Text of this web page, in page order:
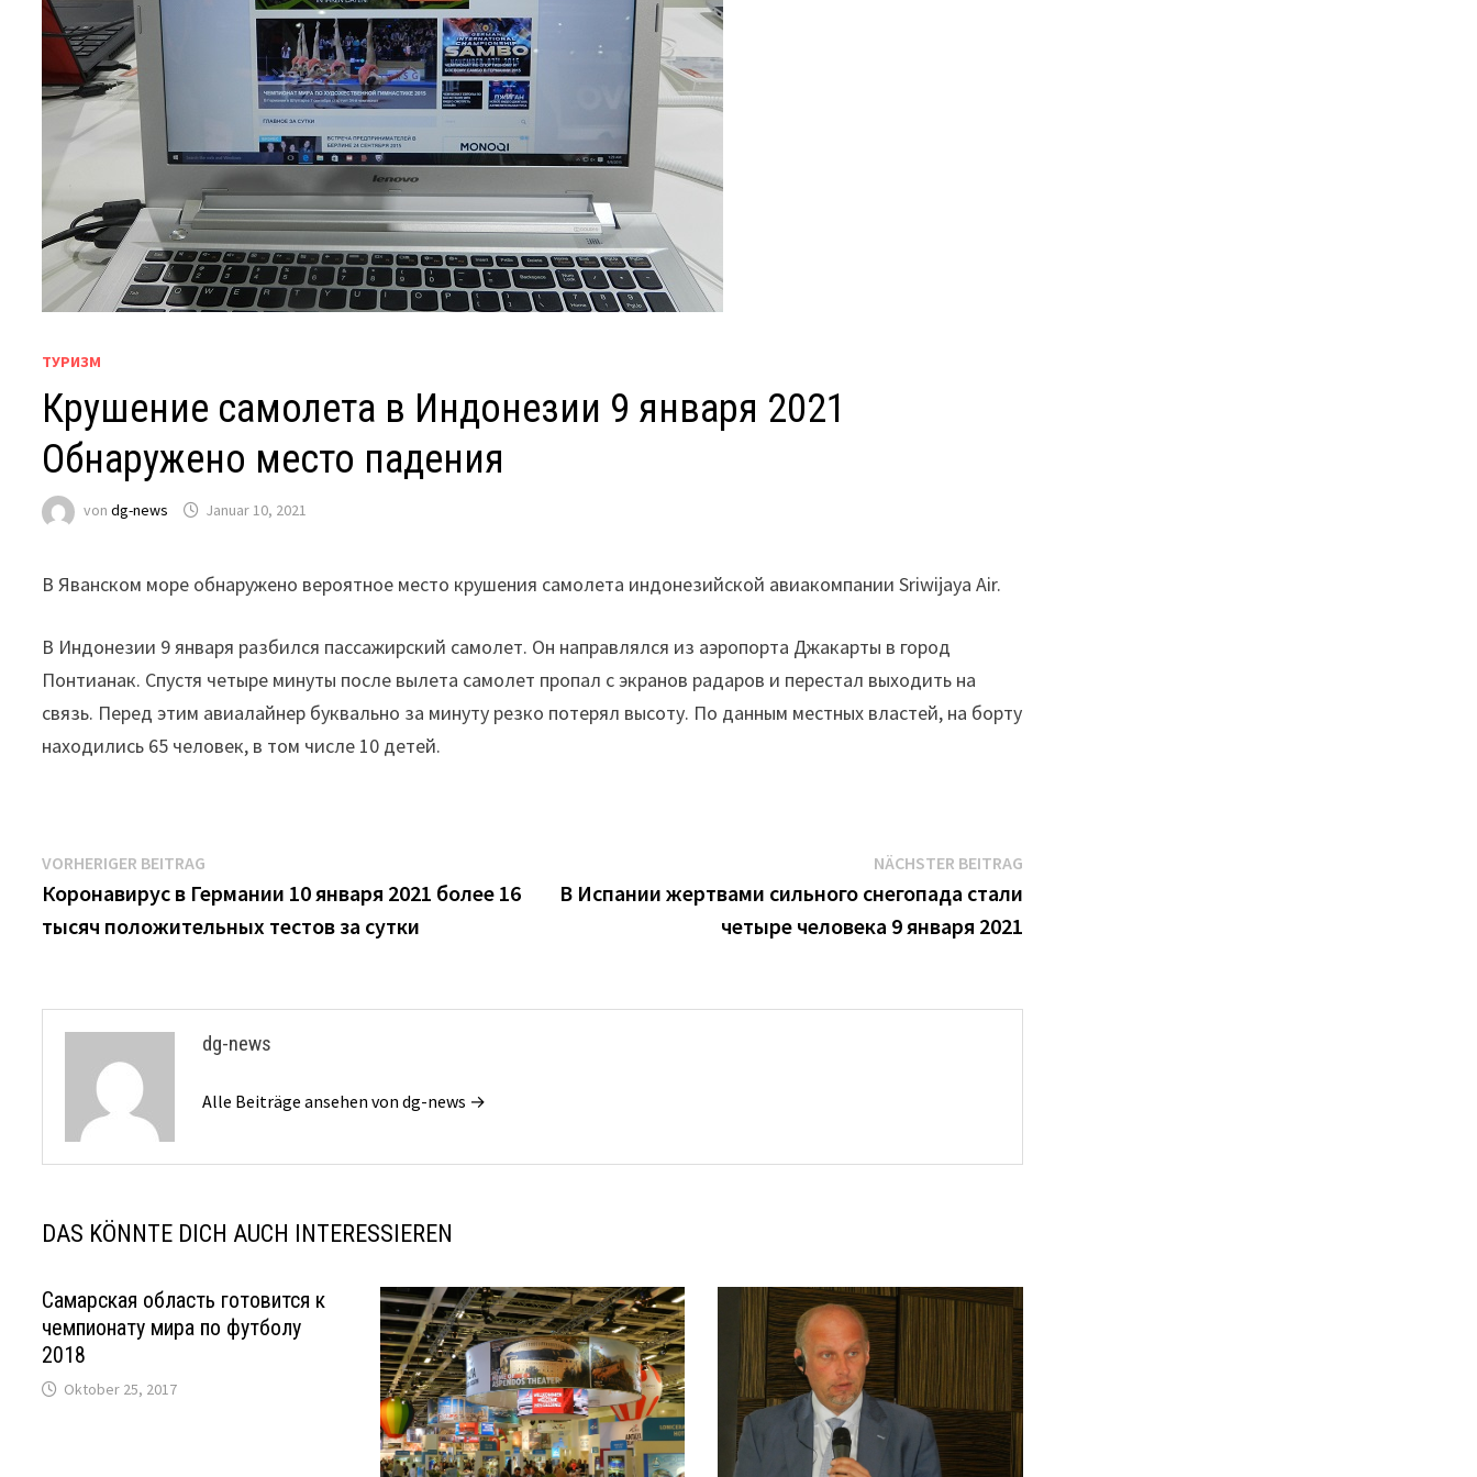
ТУРИЗМ
Крушение самолета в Индонезии 9 января 2021
Обнаружено место падения
vondg-news Januar 10, 2021
В Яванском море обнаружено вероятное место крушения самолета индонезийской авиакомпании Sriwijaya Air.
В Индонезии 9 января разбился пассажирский самолет. Он направлялся из аэропорта Джакарты в город
Понтианак. Спустя четыре минуты после вылета самолет пропал с экранов радаров и перестал выходить на
связь. Перед этим авиалайнер буквально за минуту резко потерял высоту. По данным местных властей, на борту
находились 65 человек, в том числе 10 детей.
Beitrags-
Navigation
VORHERIGER BEITRAG
Beitrag:
Коронавирус в Германии 10 января 2021 более 16
тысяч положительных тестов за сутки
NÄCHSTER BEITRAGNächster
Beitrag:
В Испании жертвами сильного снегопада стали
четыре человека 9 января 2021
dg-news
Alle Beiträge ansehen von dg-news →
DAS KÖNNTE DICH AUCH INTERESSIEREN
Самарская область готовится к
чемпионату мира по футболу
2018
Oktober 25, 2017